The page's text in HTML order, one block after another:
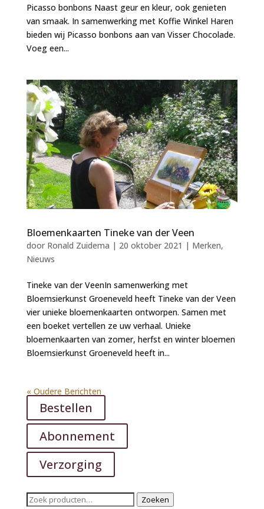
Picasso bonbons Naast geur en kleur, ook genieten
van smaak. In samenwerking met Koffie Winkel Haren
bieden wij Picasso bonbons aan van Visser Chocolade.
Voeg een...
Bloemenkaarten Tineke van der Veen
door Ronald Zuidema | 20 oktober 2021 | Merken,
Nieuws
Tineke van der VeenIn samenwerking met
Bloemsierkunst Groeneveld heeft Tineke van der Veen
vier unieke bloemenkaarten ontworpen. Samen met
een boeket vertellen ze uw verhaal. Unieke
bloemenkaarten van zomer, herfst en winter bloemen
Bloemsierkunst Groeneveld heeft in...
« Oudere Berichten
Bestellen
Abonnement
Verzorging
Zoeken
Zoeken